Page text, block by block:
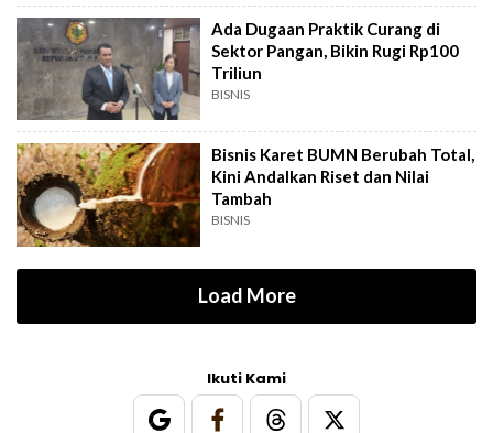
Ada Dugaan Praktik Curang di
Sektor Pangan, Bikin Rugi Rp100
Triliun
BISNIS
Bisnis Karet BUMN Berubah Total,
Kini Andalkan Riset dan Nilai
Tambah
BISNIS
Load More
Ikuti Kami